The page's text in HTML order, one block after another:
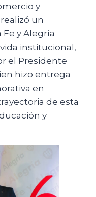
y
un
y Alegría
institucional,
el Presidente
hizo entrega
en
de esta
y